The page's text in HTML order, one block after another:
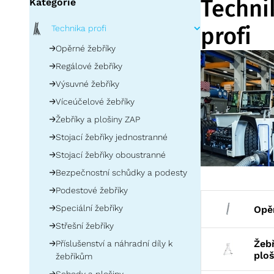
Technika profi
Opěrné žebříky
Regálové žebříky
Výsuvné žebříky
Víceúčelové žebříky
Žebříky a plošiny ZAP
Stojací žebříky jednostranné
Stojací žebříky oboustranné
Bezpečnostní schůdky a podesty
Podestové žebříky
Speciální žebříky
Střešní žebříky
Příslušenství a náhradní díly k
žebříkům
profi
Technika pro
nároky.
produkty v této
Jakou
schůdky,
Hledáte
využijí je
žebříky, z nichž
Kvalitníopěrné
pro různá
více informací